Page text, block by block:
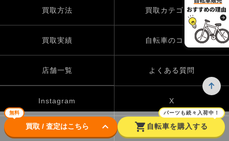
無料
買取 / 査定はこちら keyboard_arrow_down shopping_cart
パーツも続々入荷中！
自転車を購入する
買取方法 買取カテゴリー
買取実績 自転車のコラム
店舗一覧 よくある質問
Instagram X
TikTok